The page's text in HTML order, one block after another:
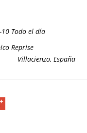
Todo el día
Reprise
Villacienzo, España